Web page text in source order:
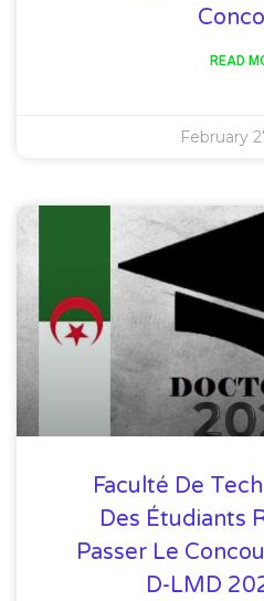
READ
February
Faculté De
Des Étudiants
Passer Le
D-LMD